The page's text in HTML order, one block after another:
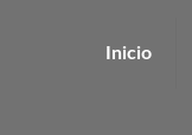
Inicio